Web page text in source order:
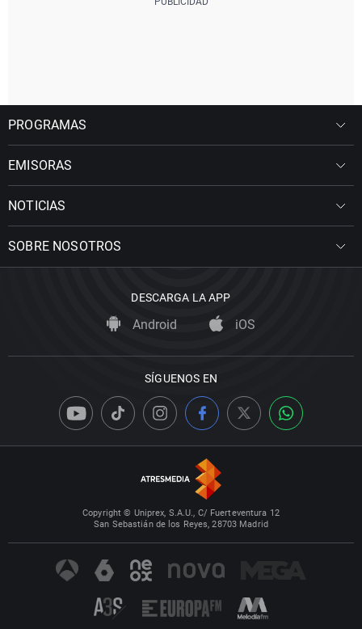
PROGRAMAS
EMISORAS
NOTICIAS
SOBRE NOSOTROS
DESCARGA LA APP
Android iOS
SÍGUENOS EN
Copyright © Uniprex, S.A.U., C/ Fuerteventura 12
San Sebastián de los Reyes, 28703 Madrid